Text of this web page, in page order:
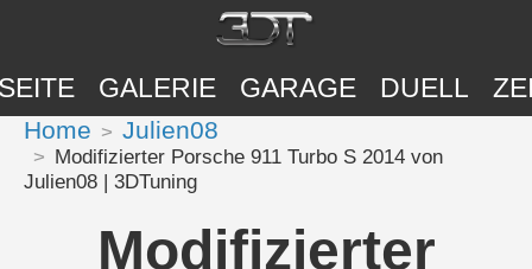
GALERIE GARAGE DUELL
Home Julien08
Modifizierter Porsche 911 Turbo S 2014 von
Julien08 | 3DTuning
Modifizierter